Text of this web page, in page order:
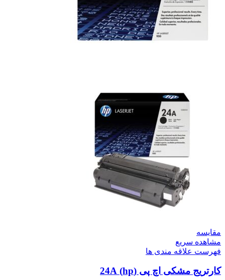
مقایسه
مشاهده سریع
فهرست علاقه مندی ها
کارتریج مشکی اچ پی (hp) 24A